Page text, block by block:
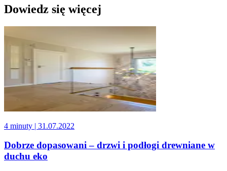
Dowiedz się więcej
4 minuty | 31.07.2022
Dobrze dopasowani – drzwi i podłogi drewniane w
duchu eko